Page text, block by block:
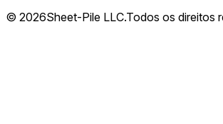
© 2026Sheet-Pile LLC.Todos os direitos